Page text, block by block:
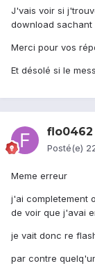
J'vais voir si
download sachant
Merci pour vos
Et désolé si le
flo0462
Posté(e)
Meme erreur
j'ai completement
de voir que j'avai
je vait donc re
par contre